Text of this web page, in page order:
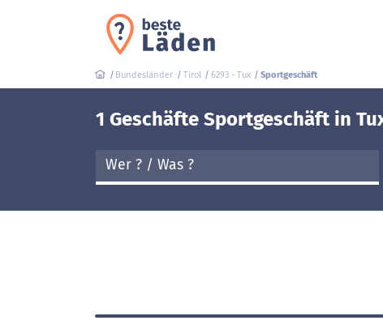
Bundesländer Tirol 6293 - Tux Sportgeschäft
1 Geschäfte Sportgeschäft in